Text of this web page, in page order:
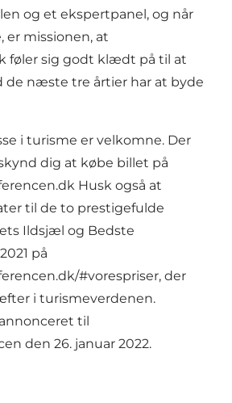
og et ekspertpanel, og når
er missionen, at
føler sig godt klædt på til at
de næste tre årtier har at byde
i turisme er velkomne. Der
dig at købe billet på
Husk også at
til de to prestigefulde
Ildsjæl og Bedste
på
#vorespriser, der
i turismeverdenen.
til
den 26. januar 2022.